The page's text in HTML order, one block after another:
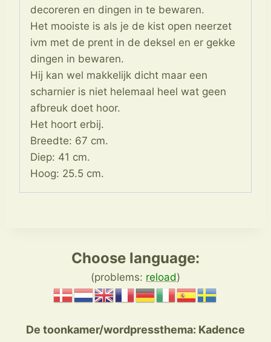
decoreren en dingen in te bewaren.
Het mooiste is als je de kist open neerzet
ivm met de prent in de deksel en er gekke
dingen in bewaren.
Hij kan wel makkelijk dicht maar een
scharnier is niet helemaal heel wat geen
afbreuk doet hoor.
Het hoort erbij.
Breedte: 67 cm.
Diep: 41 cm.
Hoog: 25.5 cm.
Choose language:
(problems: reload)
De toonkamer/wordpressthema: Kadence